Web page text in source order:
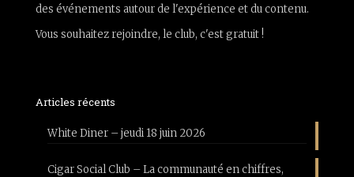
des événements autour de l'expérience et du contenu.
Vous souhaitez rejoindre, le club, c'est gratuit !
Articles récents
White Diner – jeudi 18 juin 2026
Cigar Social Club – La communauté en chiffres,